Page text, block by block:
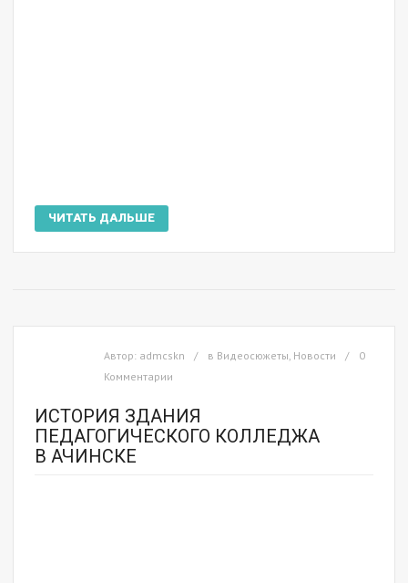
ЧИТАТЬ ДАЛЬШЕ
Автор: admcskn в Видеосюжеты, Новости
0
Комментарии
ИСТОРИЯ ЗДАНИЯ
ПЕДАГОГИЧЕСКОГО КОЛЛЕДЖА
В АЧИНСКЕ